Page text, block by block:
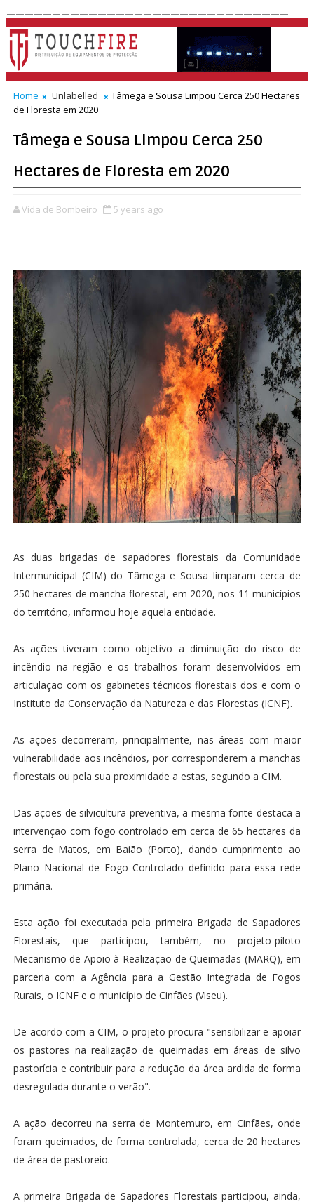
Home Unlabelled
Tâmega e Sousa Limpou Cerca 250 Hectares
de Floresta em 2020
Tâmega e Sousa Limpou Cerca 250
Hectares de Floresta em 2020
Vida de Bombeiro 5 years ago
As duas brigadas de sapadores florestais da Comunidade
Intermunicipal (CIM) do Tâmega e Sousa limparam cerca de
250 hectares de mancha florestal, em 2020, nos 11 municípios
do território, informou hoje aquela entidade.
As ações tiveram como objetivo a diminuição do risco de
incêndio na região e os trabalhos foram desenvolvidos em
articulação com os gabinetes técnicos florestais dos e com o
Instituto da Conservação da Natureza e das Florestas (ICNF).
As ações decorreram, principalmente, nas áreas com maior
vulnerabilidade aos incêndios, por corresponderem a manchas
florestais ou pela sua proximidade a estas, segundo a CIM.
Das ações de silvicultura preventiva, a mesma fonte destaca a
intervenção com fogo controlado em cerca de 65 hectares da
serra de Matos, em Baião (Porto), dando cumprimento ao
Plano Nacional de Fogo Controlado definido para essa rede
primária.
Esta ação foi executada pela primeira Brigada de Sapadores
Florestais, que participou, também, no projeto-piloto
Mecanismo de Apoio à Realização de Queimadas (MARQ), em
parceria com a Agência para a Gestão Integrada de Fogos
Rurais, o ICNF e o município de Cinfães (Viseu).
De acordo com a CIM, o projeto procura "sensibilizar e apoiar
os pastores na realização de queimadas em áreas de silvo
pastorícia e contribuir para a redução da área ardida de forma
desregulada durante o verão".
A ação decorreu na serra de Montemuro, em Cinfães, onde
foram queimados, de forma controlada, cerca de 20 hectares
de área de pastoreio.
A primeira Brigada de Sapadores Florestais participou, ainda,